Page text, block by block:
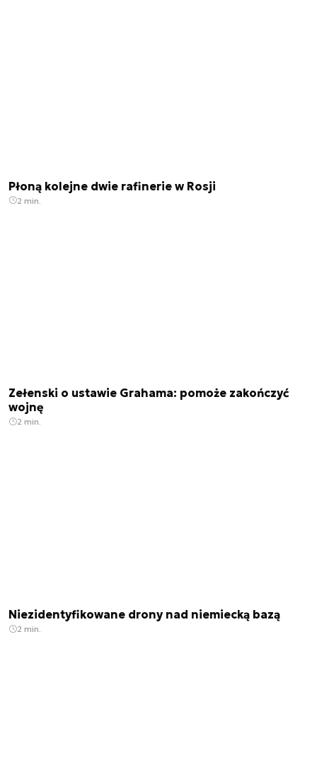
Płoną kolejne dwie rafinerie w Rosji
2 min.
Zełenski o ustawie Grahama: pomoże zakończyć
wojnę
2 min.
Niezidentyfikowane drony nad niemiecką bazą
2 min.